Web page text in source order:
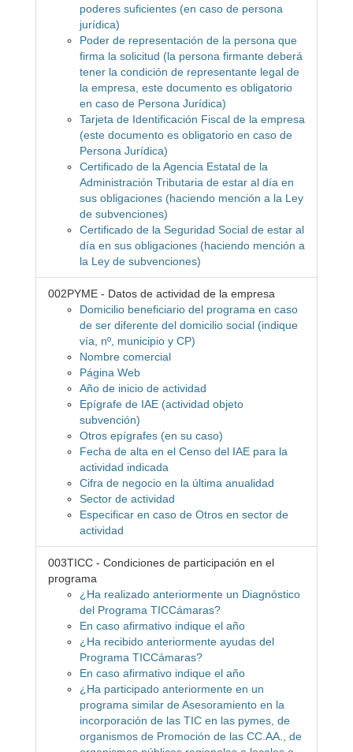
poderes suficientes (en caso de persona
jurídica)
Poder de representación de la persona que
firma la solicitud (la persona firmante deberá
tener la condición de representante legal de
la empresa, este documento es obligatorio
en caso de Persona Jurídica)
Tarjeta de Identificación Fiscal de la empresa
(este documento es obligatorio en caso de
Persona Jurídica)
Certificado de la Agencia Estatal de la
Administración Tributaria de estar al día en
sus obligaciones (haciendo mención a la Ley
de subvenciones)
Certificado de la Seguridad Social de estar al
día en sus obligaciones (haciendo mención a
la Ley de subvenciones)
002PYME - Datos de actividad de la empresa
Domicilio beneficiario del programa en caso
de ser diferente del domicilio social (indique
vía, nº, municipio y CP)
Nombre comercial
Página Web
Año de inicio de actividad
Epígrafe de IAE (actividad objeto
subvención)
Otros epígrafes (en su caso)
Fecha de alta en el Censo del IAE para la
actividad indicada
Cifra de negocio en la última anualidad
Sector de actividad
Especificar en caso de Otros en sector de
actividad
003TICC - Condiciones de participación en el
programa
¿Ha realizado anteriormente un Diagnóstico
del Programa TICCámaras?
En caso afirmativo indique el año
¿Ha recibido anteriormente ayudas del
Programa TICCámaras?
En caso afirmativo indique el año
¿Ha participado anteriormente en un
programa similar de Asesoramiento en la
incorporación de las TIC en las pymes, de
organismos de Promoción de las CC.AA., de